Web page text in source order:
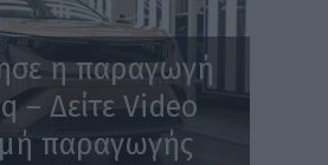
η παραγωγή
– Δείτε Video
παραγωγής